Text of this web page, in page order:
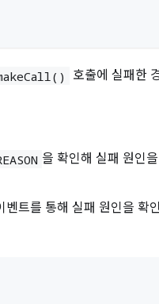
호출에 실패한
을 확인해 실패 원인
벤트를 통해 실패 원인을 확